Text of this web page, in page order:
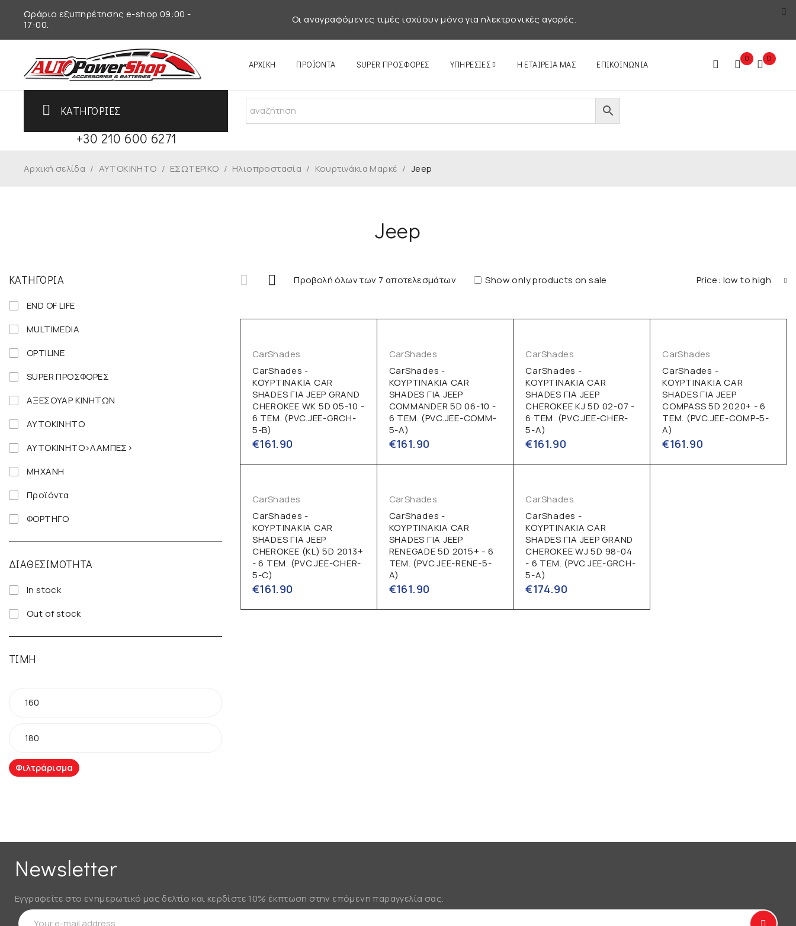
Ωράριο εξυπηρέτησης e-shop 09:00 -
17:00.
Οι αναγραφόμενες τιμές ισχύουν μόνο για ηλεκτρονικές αγορές.
ΑΡΧΙΚΉ ΠΡΟΪΌΝΤΑ SUPER ΠΡΟΣΦΟΡΕΣ ΥΠΗΡΕΣΊΕΣ Η ΕΤΑΙΡΕΊΑ ΜΑΣ ΕΠΙΚΟΙΝΩΝΊΑ
0 0
ΚΑΤΗΓΟΡΙΕΣ
+30 210 600 6271
Jeep
Αρχική σελίδα / ΑΥΤΟΚΙΝΗΤΟ / ΕΣΩΤΕΡΙΚΟ / Ηλιοπροστασία / Κουρτινάκια Μαρκέ / Jeep
ΚΑΤΗΓΟΡΊΑ
END OF LIFE
MULTIMEDIA
OPTILINE
SUPER ΠΡΟΣΦΟΡΕΣ
ΑΞΕΣΟΥΑΡ ΚΙΝΗΤΩΝ
ΑΥΤΟΚΙΝΗΤΟ
ΑΥΤΟΚΙΝΗΤΟ>ΛΑΜΠΕΣ>
ΜΗΧΑΝΗ
Προϊόντα
ΦΟΡΤΗΓΟ
ΔΙΑΘΕΣΙΜΌΤΗΤΑ
In stock
Out of stock
ΤΙΜΉ
Φιλτράρισμα
Προβολή όλων των 7 αποτελεσμάτων Price: low to high
Show only products on sale
CarShades
CarShades -
ΚΟΥΡΤΙΝΑΚΙΑ CAR
SHADES ΓΙΑ JEEP GRAND
CHEROKEE WK 5D 05-10 -
6 ΤΕΜ. (PVC.JEE-GRCH-
5-B)
€161.90
CarShades
CarShades -
ΚΟΥΡΤΙΝΑΚΙΑ CAR
SHADES ΓΙΑ JEEP
COMMANDER 5D 06-10 -
6 ΤΕΜ. (PVC.JEE-COMM-
5-A)
€161.90
CarShades
CarShades -
ΚΟΥΡΤΙΝΑΚΙΑ CAR
SHADES ΓΙΑ JEEP
CHEROKEE KJ 5D 02-07 -
6 ΤΕΜ. (PVC.JEE-CHER-
5-A)
€161.90
CarShades
CarShades -
ΚΟΥΡΤΙΝΑΚΙΑ CAR
SHADES ΓΙΑ JEEP
COMPASS 5D 2020+ - 6
ΤΕΜ. (PVC.JEE-COMP-5-
A)
€161.90
CarShades
CarShades -
ΚΟΥΡΤΙΝΑΚΙΑ CAR
SHADES ΓΙΑ JEEP
CHEROKEE (KL) 5D 2013+
- 6 ΤΕΜ. (PVC.JEE-CHER-
5-C)
€161.90
CarShades
CarShades -
ΚΟΥΡΤΙΝΑΚΙΑ CAR
SHADES ΓΙΑ JEEP
RENEGADE 5D 2015+ - 6
ΤΕΜ. (PVC.JEE-RENE-5-
A)
€161.90
CarShades
CarShades -
ΚΟΥΡΤΙΝΑΚΙΑ CAR
SHADES ΓΙΑ JEEP GRAND
CHEROKEE WJ 5D 98-04
- 6 ΤΕΜ. (PVC.JEE-GRCH-
5-A)
€174.90
Newsletter
Εγγραφείτε στο ενημερωτικό μας δελτίο και κερδίστε 10% έκπτωση στην επόμενη παραγγελία σας.